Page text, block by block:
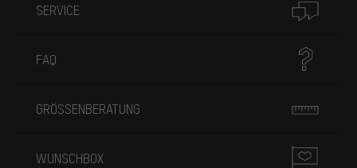
SERVICE
FAQ
GRÖSSENBERATUNG
WUNSCHBOX